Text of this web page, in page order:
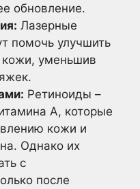
обновление.
Лазерные
помочь улучшить
кожи, уменьшив
Ретиноиды –
А, которые
кожи и
Однако их
с
после